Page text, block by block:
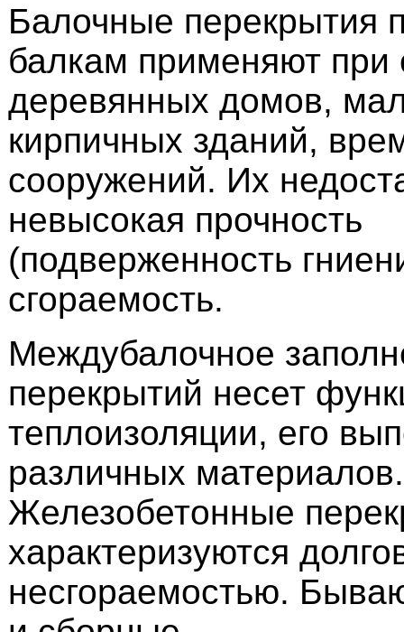
Балочные перекрытия
балкам применяют при
деревянных домов,
кирпичных зданий,
сооружений. Их
невысокая прочность
(подверженность
сгораемость.
Междубалочное
перекрытий несет
теплоизоляции, его
различных материалов.
Железобетонные
характеризуются
несгораемостью.